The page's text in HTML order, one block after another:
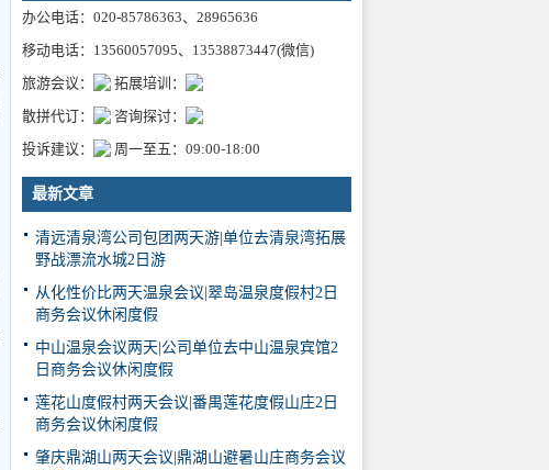
办公电话：020-85786363、28965636
移动电话：13560057095、13538873447(微信)
旅游会议：
拓展培训：
散拼代订：
咨询探讨：
投诉建议：
周一至五：09:00-18:00
最新文章
清远清泉湾公司包团两天游|单位去清泉湾拓展
野战漂流水城2日游
从化性价比两天温泉会议|翠岛温泉度假村2日
商务会议休闲度假
中山温泉会议两天|公司单位去中山温泉宾馆2
日商务会议休闲度假
莲花山度假村两天会议|番禺莲花度假山庄2日
商务会议休闲度假
肇庆鼎湖山两天会议|鼎湖山避暑山庄商务会议